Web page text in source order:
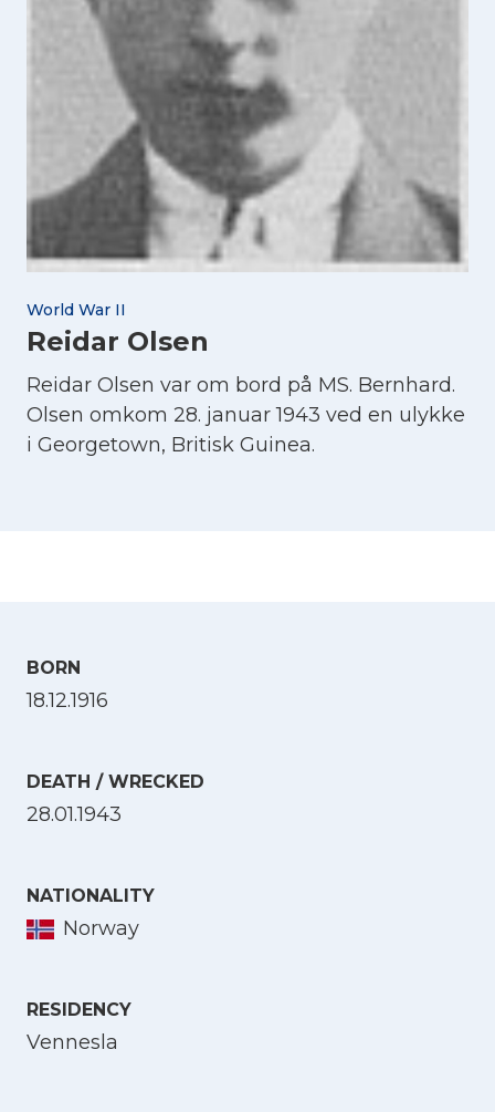
World War II
Reidar Olsen
Reidar Olsen var om bord på MS. Bernhard.
Olsen omkom 28. januar 1943 ved en ulykke
i Georgetown, Britisk Guinea.
BORN
18.12.1916
DEATH / WRECKED
28.01.1943
NATIONALITY
Norway
RESIDENCY
Vennesla
Select Language